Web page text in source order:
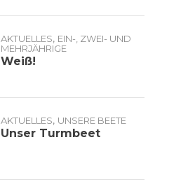
AKTUELLES, EIN-, ZWEI- UND
MEHRJÄHRIGE
Weiß!
AKTUELLES, UNSERE BEETE
Unser Turmbeet